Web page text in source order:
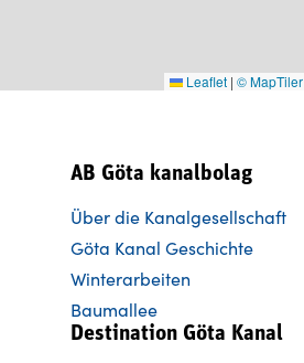
Leaflet | © MapTiler
AB Göta kanalbolag
Über die Kanalgesellschaft
Göta Kanal Geschichte
Winterarbeiten
Baumallee
Destination Göta Kanal